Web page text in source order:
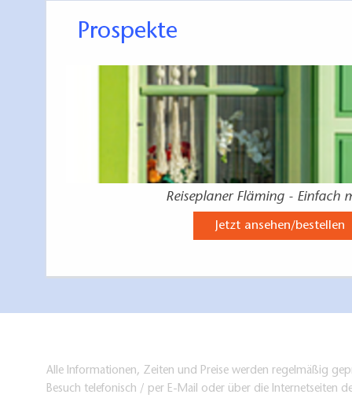
Prospekte
Reiseplaner Fläming - Einfach
Jetzt ansehen/bestellen
Alle Informationen, Zeiten und Preise werden regelmäßig
Besuch telefonisch / per E-Mail oder über die Internetseiten